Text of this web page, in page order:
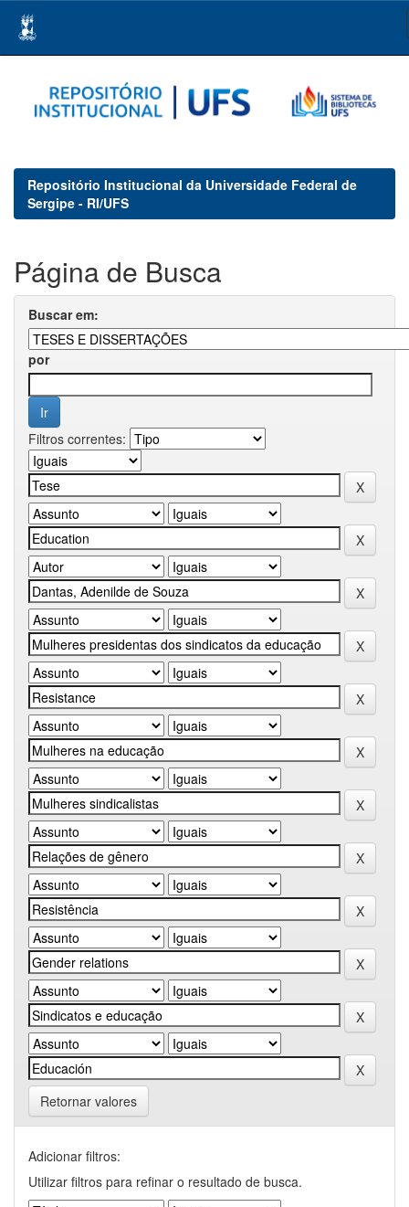
navigation
Repositório Institucional da Universidade Federal de
Sergipe - RI/UFS
Página de Busca
Buscar em:
por
Filtros correntes:
Retornar valores
Adicionar filtros:
Utilizar filtros para refinar o resultado de busca.